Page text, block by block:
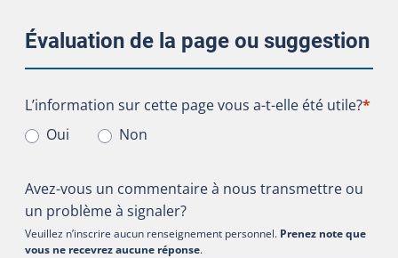
Évaluation de la page ou suggestion
L’information sur cette page vous a-t-elle été utile?
L’information sur cette page vous a-t-elle été utile?*
Oui
Non
Avez-vous un commentaire à nous transmettre ou
un problème à signaler?
Veuillez n’inscrire aucun renseignement personnel. Prenez note que
vous ne recevrez aucune réponse.